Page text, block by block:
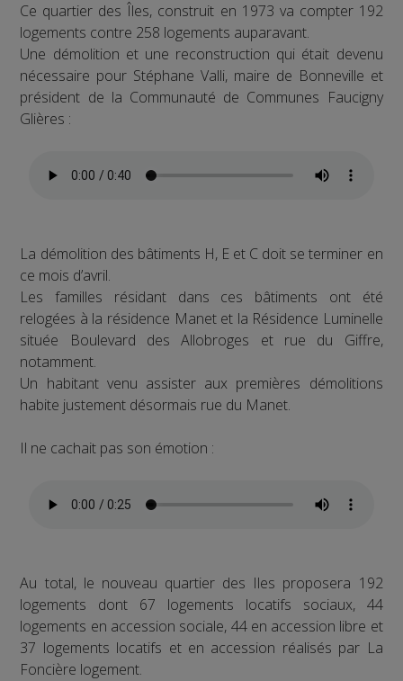
Ce quartier des Îles, construit en 1973 va compter 192
logements contre 258 logements auparavant.
Une démolition et une reconstruction qui était devenu
nécessaire pour Stéphane Valli, maire de Bonneville et
président de la Communauté de Communes Faucigny
Glières :
La démolition des bâtiments H, E et C doit se terminer en
ce mois d’avril.
Les familles résidant dans ces bâtiments ont été
relogées à la résidence Manet et la Résidence Luminelle
située Boulevard des Allobroges et rue du Giffre,
notamment.
Un habitant venu assister aux premières démolitions
habite justement désormais rue du Manet.
Il ne cachait pas son émotion :
Au total, le nouveau quartier des Iles proposera 192
logements dont 67 logements locatifs sociaux, 44
logements en accession sociale, 44 en accession libre et
37 logements locatifs et en accession réalisés par La
Foncière logement.